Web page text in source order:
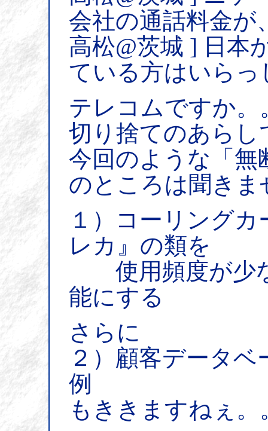
会社の通話料金が
高松@茨城 ] 日本
ている方はいら
テレコムですか
切り捨てのあらし
今回のような「無
のところは聞きま
１）コーリング
レカ』の類を
使用頻度が少
能にする
さらに
２）顧客データ
例
もききますねぇ。